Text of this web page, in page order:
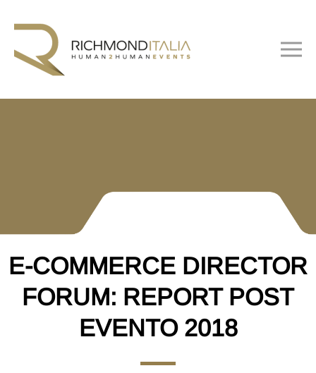
E-COMMERCE DIRECTOR
FORUM: REPORT POST
EVENTO 2018